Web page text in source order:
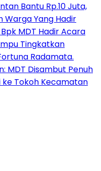
Bantu Rp.10 Juta,
Warga Yang Hadir
MDT Hadir Acara
Tingkatkan
Radamata.
MDT Disambut Penuh
ke Tokoh Kecamatan